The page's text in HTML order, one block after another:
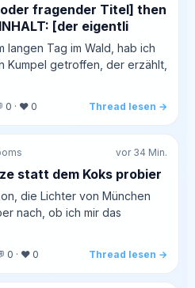
fragender Titel] then
[der eigentli
langen Tag im Wald, hab ich
Kumpel getroffen, der erzählt,
0 · ❤️ 0 Thread lesen →
vor 34 Min.
statt dem Koks probier
die Lichter von München
nach, ob ich mir das
0 · ❤️ 0 Thread lesen →